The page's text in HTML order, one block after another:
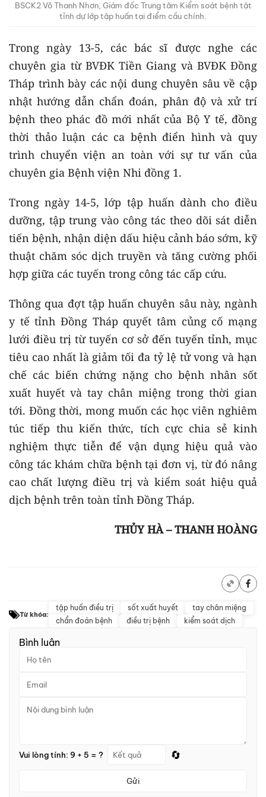
BSCK2 Võ Thanh Nhơn, Giám đốc Trung tâm Kiểm soát bệnh tật
tỉnh dự lớp tập huấn tại điểm cầu chính.
Trong ngày 13-5, các bác sĩ được nghe các
chuyên gia từ BVĐK Tiền Giang và BVĐK Đồng
Tháp trình bày các nội dung chuyên sâu về cập
nhật hướng dẫn chẩn đoán, phân độ và xử trí
bệnh theo phác đồ mới nhất của Bộ Y tế, đồng
thời thảo luận các ca bệnh điển hình và quy
trình chuyển viện an toàn với sự tư vấn của
chuyên gia Bệnh viện Nhi đồng 1.
Trong ngày 14-5, lớp tập huấn dành cho điều
dưỡng, tập trung vào công tác theo dõi sát diễn
tiến bệnh, nhận diện dấu hiệu cảnh báo sớm, kỹ
thuật chăm sóc dịch truyền và tăng cường phối
hợp giữa các tuyến trong công tác cấp cứu.
Thông qua đợt tập huấn chuyên sâu này, ngành
y tế tỉnh Đồng Tháp quyết tâm củng cố mạng
lưới điều trị từ tuyến cơ sở đến tuyến tỉnh, mục
tiêu cao nhất là giảm tối đa tỷ lệ tử vong và hạn
chế các biến chứng nặng cho bệnh nhân sốt
xuất huyết và tay chân miệng trong thời gian
tới. Đồng thời, mong muốn các học viên nghiêm
túc tiếp thu kiến thức, tích cực chia sẻ kinh
nghiệm thực tiễn để vận dụng hiệu quả vào
công tác khám chữa bệnh tại đơn vị, từ đó nâng
cao chất lượng điều trị và kiểm soát hiệu quả
dịch bệnh trên toàn tỉnh Đồng Tháp.
THỦY HÀ – THANH HOÀNG
Từ khóa:
tập huấn điều trị sốt xuất huyết
tay chân miệng
chẩn đoán bệnh
điều trị bệnh kiểm soát dịch
Bình luận
Vui lòng tính: 9 + 5 = ? 🔄
Gửi